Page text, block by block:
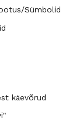
Sümbolid
käevõrud